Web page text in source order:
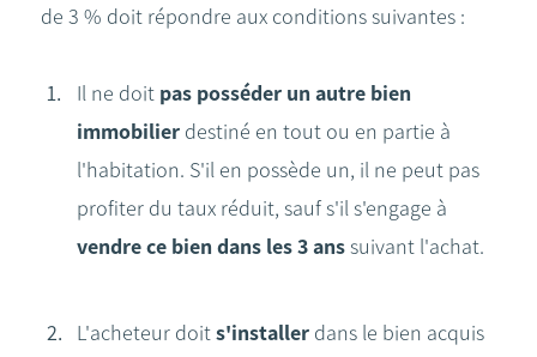
de 3 % doit répondre aux conditions suivantes :
Il ne doit pas posséder un autre bien
immobilier destiné en tout ou en partie à
l'habitation. S'il en possède un, il ne peut pas
profiter du taux réduit, sauf s'il s'engage à
vendre ce bien dans les 3 anssuivant l'achat.
L'acheteur doits'installer dans le bien acquis